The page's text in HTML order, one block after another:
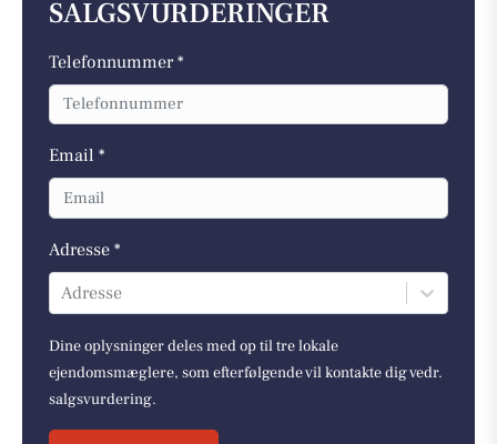
SALGSVURDERINGER
Telefonnummer *
Email *
Adresse *
Adresse
Dine oplysninger deles med op til tre lokale
ejendomsmæglere, som efterfølgende vil kontakte dig vedr.
salgsvurdering.